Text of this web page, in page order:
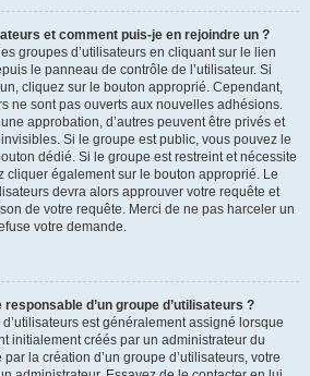
et comment puis-je en rejoindre un ?
groupes d’utilisateurs en cliquant sur le lien
le panneau de contrôle de l’utilisateur. Si
cliquez sur le bouton approprié. Cependant,
ne sont pas ouverts aux nouvelles adhésions.
approbation, d’autres peuvent être privés et
Si le groupe est public, vous pouvez le
dédié. Si le groupe est restreint et nécessite
cliquer également sur le bouton approprié. Le
devra alors approuver votre requête et
de votre requête. Merci de ne pas harceler un
votre demande.
d’un groupe d’utilisateurs ?
est généralement assigné lorsque
initialement créés par un administrateur du
la création d’un groupe d’utilisateurs, votre